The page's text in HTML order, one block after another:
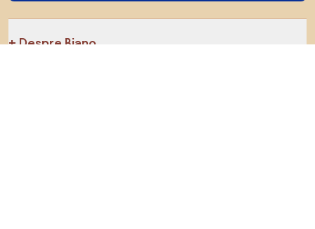
Despre Biano